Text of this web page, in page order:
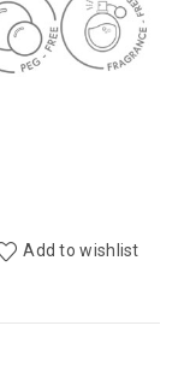
Add to wishlist